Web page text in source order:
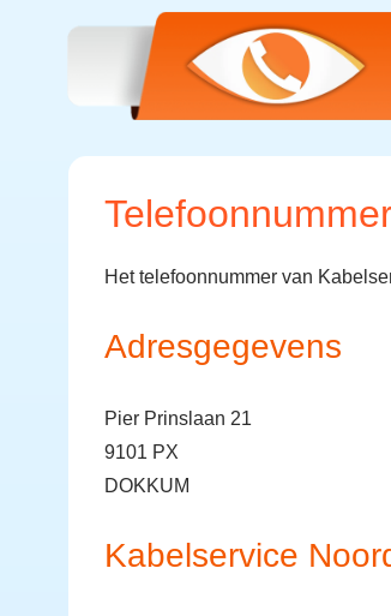
Het telefoonnummer van
Adresgegevens
Pier Prinslaan 21
9101 PX
DOKKUM
Kabelservice